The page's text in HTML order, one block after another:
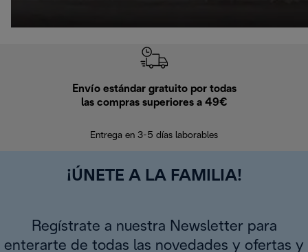
Envío estándar gratuito por todas
las compras superiores a 49€
Entrega en 3-5 días laborables
¡ÚNETE A LA FAMILIA!
Regístrate a nuestra Newsletter para
enterarte de todas las novedades y ofertas y